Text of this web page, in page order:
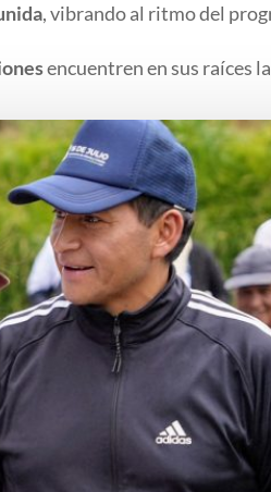
, vibrando al ritmo del
encuentren en sus raíces